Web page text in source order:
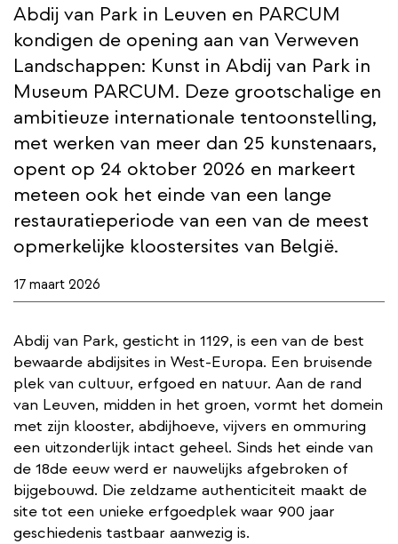
Abdij van Park in Leuven en PARCUM
kondigen de opening aan van Verweven
Landschappen: Kunst in Abdij van Park in
Museum PARCUM. Deze grootschalige en
ambitieuze internationale tentoonstelling,
met werken van meer dan 25 kunstenaars,
opent op 24 oktober 2026 en markeert
meteen ook het einde van een lange
restauratieperiode van een van de meest
opmerkelijke kloostersites van België.
17 maart 2026
Abdij van Park, gesticht in 1129, is een van de best
bewaarde abdijsites in West-Europa. Een bruisende
plek van cultuur, erfgoed en natuur. Aan de rand
van Leuven, midden in het groen, vormt het domein
met zijn klooster, abdijhoeve, vijvers en ommuring
een uitzonderlijk intact geheel. Sinds het einde van
de 18de eeuw werd er nauwelijks afgebroken of
bijgebouwd. Die zeldzame authenticiteit maakt de
site tot een unieke erfgoedplek waar 900 jaar
geschiedenis tastbaar aanwezig is.